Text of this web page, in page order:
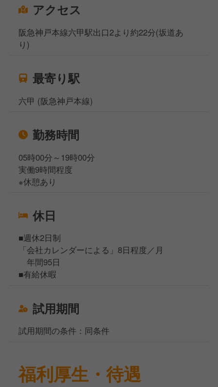
アクセス
阪急神戸本線六甲駅出口2より約22分(坂道あ
り)
最寄り駅
六甲 (阪急神戸本線)
勤務時間
05時00分～19時00分
実働9時間程度
※休憩あり
休日
■週休2日制
「会社カレンダーによる」8日程度／月
年間95日
■有給休暇
試用期間
試用期間の条件：同条件
福利厚生・待遇